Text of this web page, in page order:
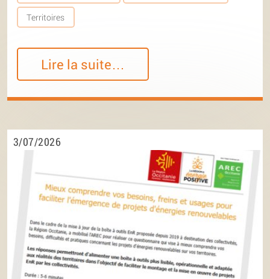
Territoires
Lire la suite…
3/07/2026